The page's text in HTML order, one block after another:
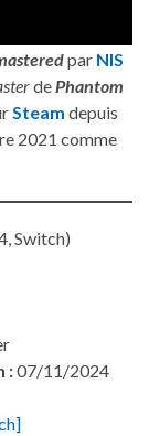
par NIS
de Phantom
Steam depuis
2021 comme
Switch)
:07/11/2024